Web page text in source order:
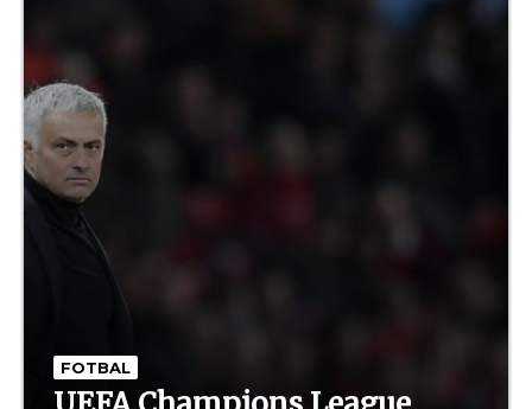
FOTBAL